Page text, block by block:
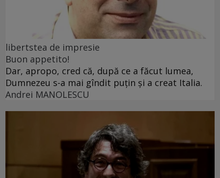
libertstea de impresie
Buon appetito!
Dar, apropo, cred că, după ce a făcut lumea,
Dumnezeu s-a mai gîndit puțin și a creat Italia.
Andrei MANOLESCU